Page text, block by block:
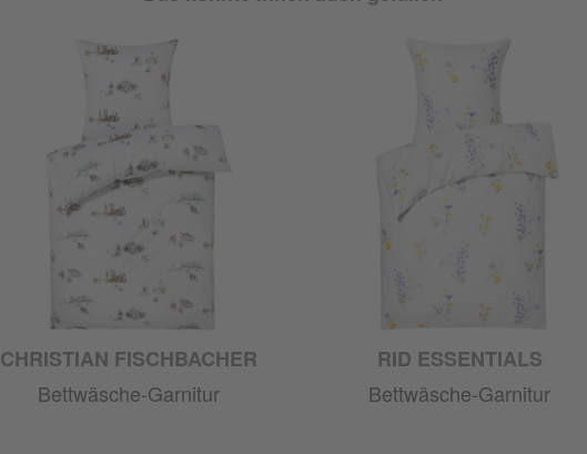
CHRISTIAN FISCHBACHER
Bettwäsche-Garnitur
RID ESSENTIALS
Bettwäsche-Garnitur